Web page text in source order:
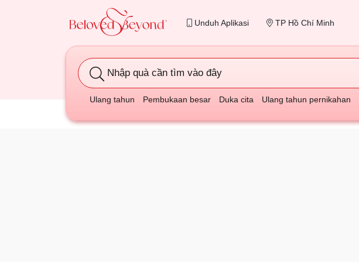
Unduh Aplikasi TP Hồ Chí Minh
Nhập quà cần tìm vào đây
Ulang tahun Pembukaan besar Duka cita Ulang tahun pernikahan